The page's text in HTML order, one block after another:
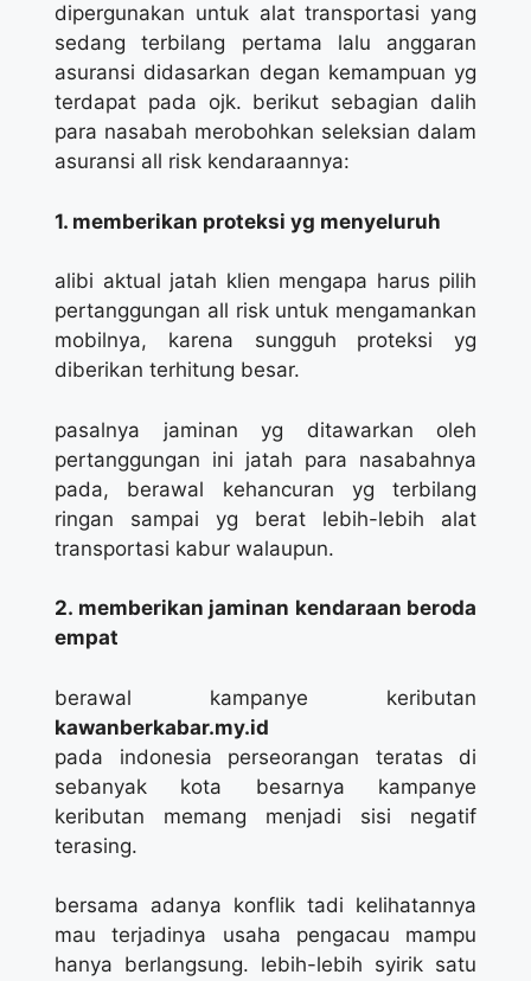
dipergunakan untuk alat transportasi yang
sedang terbilang pertama lalu anggaran
asuransi didasarkan degan kemampuan yg
terdapat pada ojk. berikut sebagian dalih
para nasabah merobohkan seleksian dalam
asuransi all risk kendaraannya:
1. memberikan proteksi yg menyeluruh
alibi aktual jatah klien mengapa harus pilih
pertanggungan all risk untuk mengamankan
mobilnya, karena sungguh proteksi yg
diberikan terhitung besar.
pasalnya jaminan yg ditawarkan oleh
pertanggungan ini jatah para nasabahnya
pada, berawal kehancuran yg terbilang
ringan sampai yg berat lebih-lebih alat
transportasi kabur walaupun.
2. memberikan jaminan kendaraan beroda
empat
berawal kampanye keributan
kawanberkabar.my.id
pada indonesia perseorangan teratas di
sebanyak kota besarnya kampanye
keributan memang menjadi sisi negatif
terasing.
bersama adanya konflik tadi kelihatannya
mau terjadinya usaha pengacau mampu
hanya berlangsung. lebih-lebih syirik satu